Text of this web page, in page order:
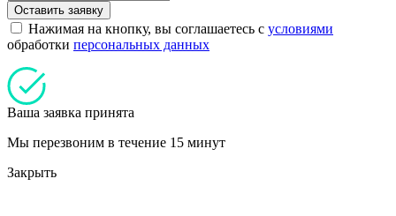
Оставить заявку
Нажимая на кнопку, вы соглашаетесь с условиями
обработки персональных данных
Ваша заявка принята
Мы перезвоним в течение 15 минут
Закрыть